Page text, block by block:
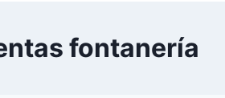
fontanería